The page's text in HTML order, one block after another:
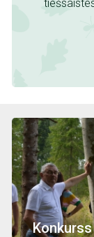
Attēls